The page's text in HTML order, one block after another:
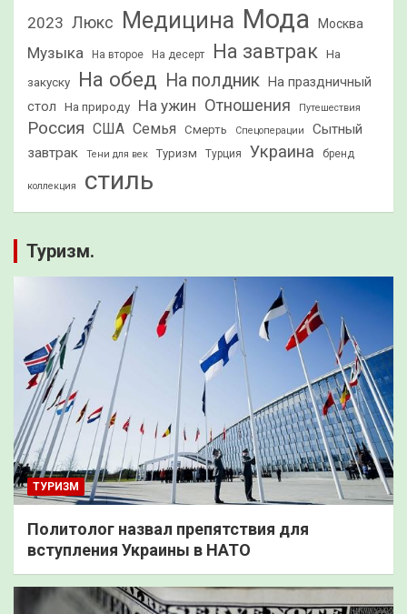
2023 Люкс Медицина Мода Москва
Музыка На второе На десерт На завтрак На
закуску На обед На полдник На праздничный
стол
На природу На ужин Отношения Путешествия
Россия США Семья Смерть Спецоперации
Сытный
завтрак
Тени для век Туризм Турция Украина бренд
коллекция стиль
Туризм.
ТУРИЗМ
Политолог назвал препятствия для
вступления Украины в НАТО